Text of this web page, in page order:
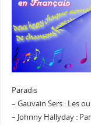
Paradis
– Gauvain Sers : Les
– Johnny Hallyday :